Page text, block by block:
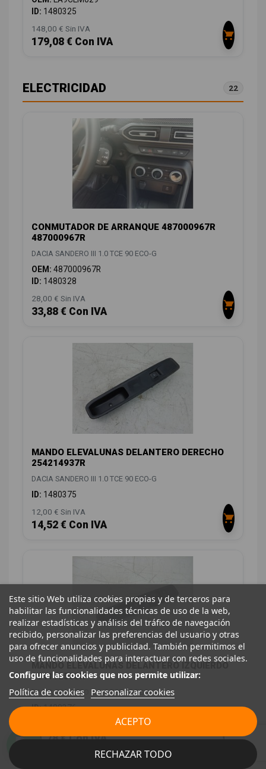
ID: 1480325
148,00 € Sin IVA
179,08 € Con IVA
ELECTRICIDAD 22
CONMUTADOR DE ARRANQUE 487000967R
487000967R
DACIA SANDERO III 1.0 TCE 90 ECO-G
OEM: 487000967R
ID: 1480328
28,00 € Sin IVA
33,88 € Con IVA
MANDO ELEVALUNAS DELANTERO DERECHO
254214937R
DACIA SANDERO III 1.0 TCE 90 ECO-G
ID: 1480375
12,00 € Sin IVA
14,52 € Con IVA
MANDO ELEVALUNAS DELANTERO IZQUIERDO
254112588R
DACIA SANDERO III 1.0 TCE 90 ECO-G
ID:1480376
21,78 € Con IVA
Este sitio Web utiliza cookies propias y de terceros para
habilitar las funcionalidades técnicas de uso de la web,
realizar estadísticas y análisis del tráfico de navegación
recibido, personalizar las preferencias del usuario y otras
para ofrecer anuncios y publicidad. También permitimos el
uso de funcionalidades para interactuar con redes sociales.
Configure las cookies que nos permite utilizar:
Política de cookies Personalizar cookies
RECHAZAR TODO
ACEPTO